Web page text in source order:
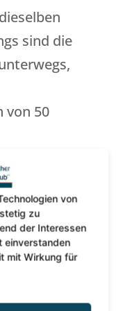
sind die
von 50
der
Pedalen.
ist,
von
zu
der Interessen
einverstanden
mit Wirkung für